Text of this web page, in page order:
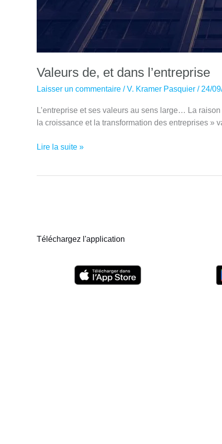
Valeurs de, et dans l’entreprise
Laisser un commentaire /V. Kramer Pasquier / 24/
L’entreprise et ses valeurs au sens large… La
la croissance et la transformation des entreprises
Valeurs
Lire la suite »
Téléchargez l'application